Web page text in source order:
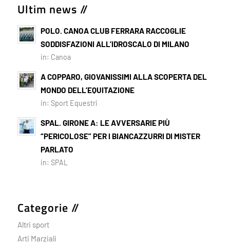
Ultim news //
POLO. CANOA CLUB FERRARA RACCOGLIE
SODDISFAZIONI ALL’IDROSCALO DI MILANO
in: Canoa
A COPPARO, GIOVANISSIMI ALLA SCOPERTA DEL
MONDO DELL’EQUITAZIONE
in: Sport Equestri
SPAL. GIRONE A: LE AVVERSARIE PIÙ
“PERICOLOSE” PER I BIANCAZZURRI DI MISTER
PARLATO
in: SPAL
Categorie //
Altri sport
Arti Marziali